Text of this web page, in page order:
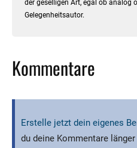
der geselligen Art, egal ob analog
Gelegenheitsautor.
Kommentare
Erstelle jetzt dein eigenes
du deine Kommentare